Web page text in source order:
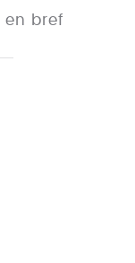
en bref